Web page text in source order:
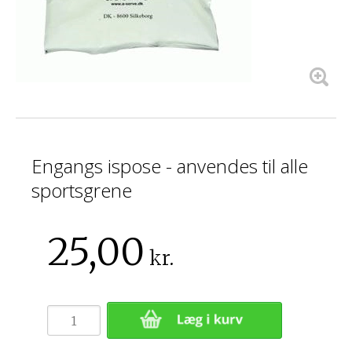
Engangs ispose - anvendes til alle
sportsgrene
25,00 kr.